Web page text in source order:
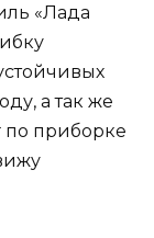
«Лада
а так же
по приборке